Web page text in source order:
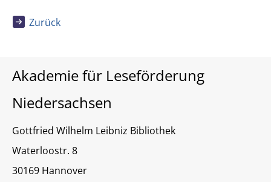
Zurück
Akademie für Leseförderung
Niedersachsen
Gottfried Wilhelm Leibniz Bibliothek
Waterloostr. 8
30169 Hannover